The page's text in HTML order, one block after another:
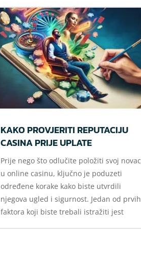
KAKO PROVJERITI REPUTACIJU
CASINA PRIJE UPLATE
Prije nego što odlučite položiti svoj novac
u online casinu, ključno je poduzeti
određene korake kako biste utvrdili
njegova ugled i sigurnost. Jedan od prvih
faktora koji biste trebali istražiti jest